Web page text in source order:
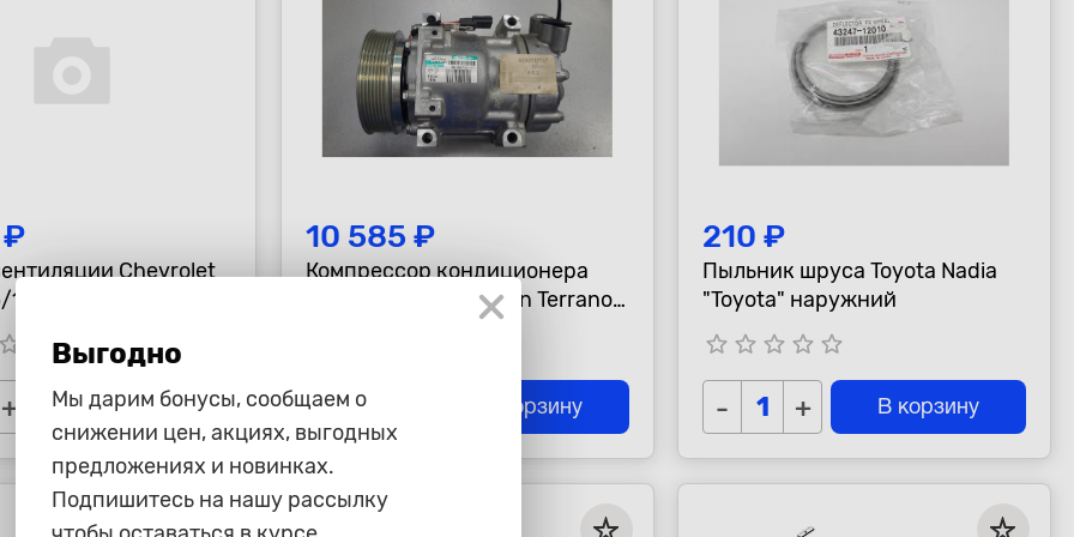
Chevrolet
11>
star_border star_border
+ В корзину
10 585 ₽
Компрессор кондиционера
Renault Duster\Nissan Terrano
- В корзину
210 ₽
Пыльник шруса Toyota Nadia
"Toyota" наружний
star_border star_border star_border star_border star_border
- + В корзину
Выгодно
Мы дарим бонусы, сообщаем о
снижении цен, акциях, выгодных
предложениях и новинках.
Подпишитесь на нашу рассылку